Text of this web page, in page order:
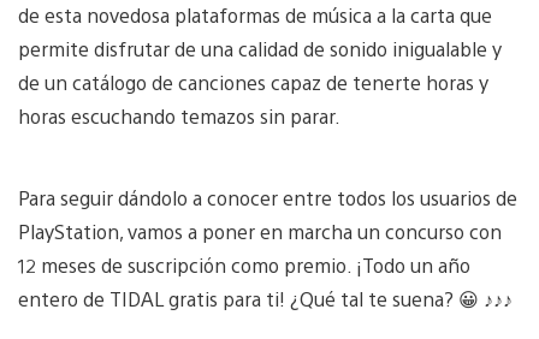
de esta novedosa plataformas de música a la carta que
permite disfrutar de una calidad de sonido inigualable y
de un catálogo de canciones capaz de tenerte horas y
horas escuchando temazos sin parar.
Para seguir dándolo a conocer entre todos los usuarios de
PlayStation, vamos a poner en marcha un concurso con
12 meses de suscripción como premio. ¡Todo un año
entero de TIDAL gratis para ti! ¿Qué tal te suena? 😀 ♪♪♪